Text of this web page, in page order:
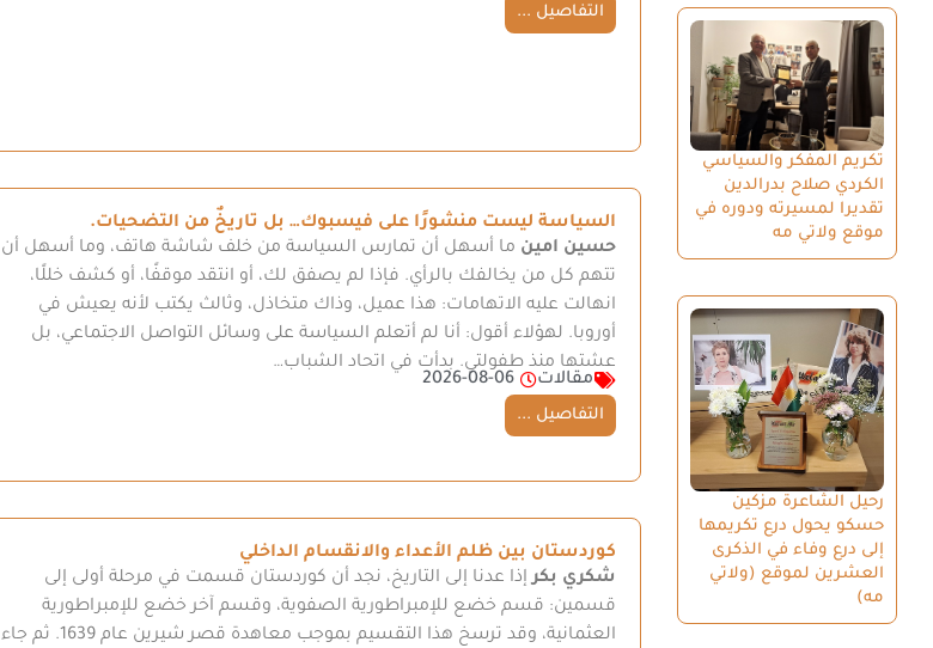
تكريم المفكر والسياسي
الكردي صلاح بدرالدين
تقديرا لمسيرته ودوره في
موقع ولاتي مه
رحيل الشاعرة مزكين
حسكو يحول درع تكريمها
إلى درع وفاء في الذكرى
العشرين لموقع (ولاتي
مه)
التفاصيل ...
السياسة ليست منشورًا على فيسبوك… بل تاريخٌ من التضحيات.
حسين امين ما أسهل أن تمارس السياسة من خلف شاشة هاتف، وما أسهل أن
تتهم كل من يخالفك بالرأي. فإذا لم يصفق لك، أو انتقد موقفًا، أو كشف خللًا،
انهالت عليه الاتهامات: هذا عميل، وذاك متخاذل، وثالث يكتب لأنه يعيش في
أوروبا. لهؤلاء أقول: أنا لم أتعلم السياسة على وسائل التواصل الاجتماعي، بل
عشتها منذ طفولتي. بدأت في اتحاد الشباب…
مقالات
2026-08-06
التفاصيل ...
كوردستان بين ظلم الأعداء والانقسام الداخلي
شكري بكرإذا عدنا إلى التاريخ، نجد أن كوردستان قسمت في مرحلة أولى إلى
قسمين: قسم خضع للإمبراطورية الصفوية، وقسم آخر خضع للإمبراطورية
العثمانية، وقد ترسخ هذا التقسيم بموجب معاهدة قصر شيرين عام 1639. ثم جاء